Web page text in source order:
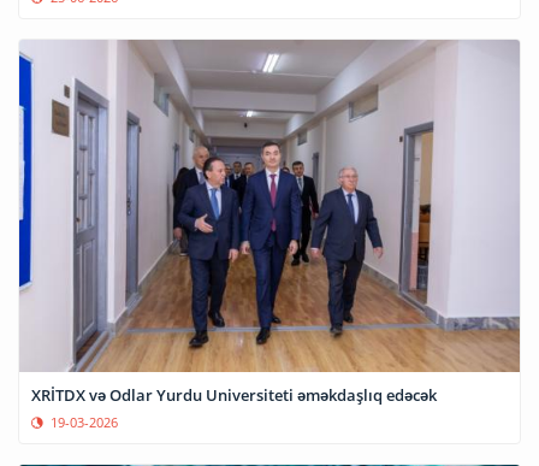
XRİTDX və Odlar Yurdu Universiteti əməkdaşlıq edəcək
19-03-2026